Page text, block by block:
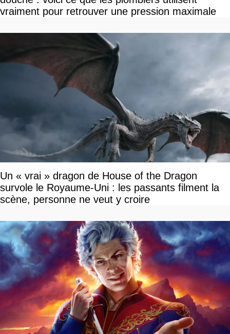
vraiment pour retrouver une pression maximale
Un « vrai » dragon de House of the Dragon
survole le Royaume-Uni : les passants filment la
scène, personne ne veut y croire